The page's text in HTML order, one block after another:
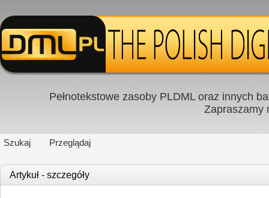
Pełnotekstowe zasoby PLDML oraz innych
Zapraszamy
Szukaj Przeglądaj
Artykuł - szczegóły